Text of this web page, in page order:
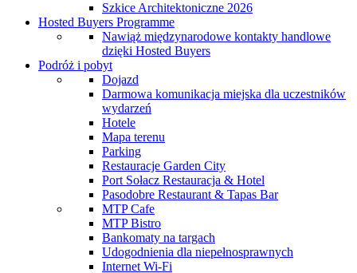
Szkice Architektoniczne 2026
Hosted Buyers Programme
Nawiąż międzynarodowe kontakty handlowe
dzięki Hosted Buyers
Podróż i pobyt
Dojazd
Darmowa komunikacja miejska dla uczestników
wydarzeń
Hotele
Mapa terenu
Parking
Restauracje Garden City
Port Sołacz Restauracja & Hotel
Pasodobre Restaurant & Tapas Bar
MTP Cafe
MTP Bistro
Bankomaty na targach
Udogodnienia dla niepełnosprawnych
Internet Wi-Fi